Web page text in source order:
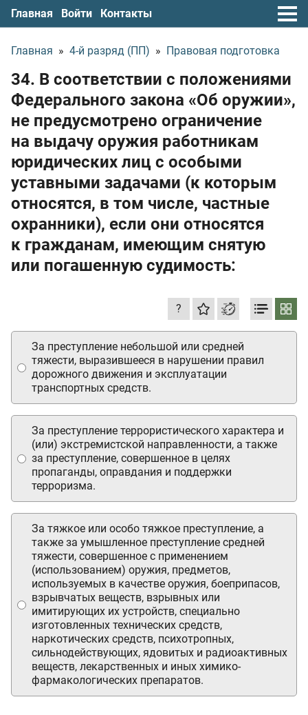
Главная Войти Контакты
Главная » 4-й разряд (ПП) » Правовая подготовка
34. В соответствии с положениями
Федерального закона «Об оружии»,
не предусмотрено ограничение
на выдачу оружия работникам
юридических лиц с особыми
уставными задачами (к которым
относятся, в том числе, частные
охранники), если они относятся
к гражданам, имеющим снятую
или погашенную судимость:
?
За преступление небольшой или средней
тяжести, выразившееся в нарушении правил
дорожного движения и эксплуатации
транспортных средств.
За преступление террористического характера и
(или) экстремистской направленности, а также
за преступление, совершенное в целях
пропаганды, оправдания и поддержки
терроризма.
За тяжкое или особо тяжкое преступление, а
также за умышленное преступление средней
тяжести, совершенное с применением
(использованием) оружия, предметов,
используемых в качестве оружия, боеприпасов,
взрывчатых веществ, взрывных или
имитирующих их устройств, специально
изготовленных технических средств,
наркотических средств, психотропных,
сильнодействующих, ядовитых и радиоактивных
веществ, лекарственных и иных химико-
фармакологических препаратов.